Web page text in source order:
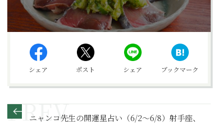
シェア ポスト シェア ブックマーク
ニャンコ先生の開運星占い（6/2～6/8）射手座、